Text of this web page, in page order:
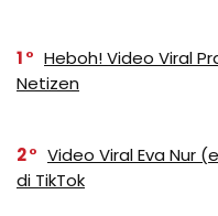
1
Heboh! Video Viral
Netizen
2
Video Viral Eva Nur
di TikTok